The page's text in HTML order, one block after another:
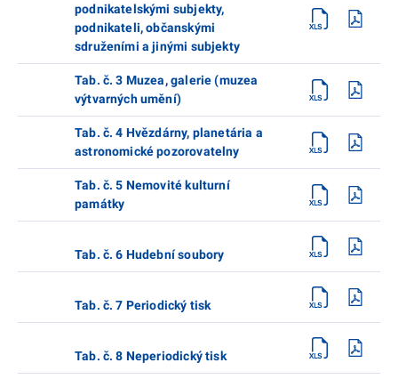
podnikatelskými subjekty,
podnikateli, občanskými
sdruženími a jinými subjekty
Tab. č. 3 Muzea, galerie (muzea
výtvarných umění)
Tab. č. 4 Hvězdárny, planetária a
astronomické pozorovatelny
Tab. č. 5 Nemovité kulturní
památky
Tab. č. 6 Hudební soubory
Tab. č. 7 Periodický tisk
Tab. č. 8 Neperiodický tisk